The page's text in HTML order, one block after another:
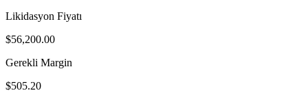
Likidasyon Fiyatı
$56,200.00
Gerekli Margin
$505.20